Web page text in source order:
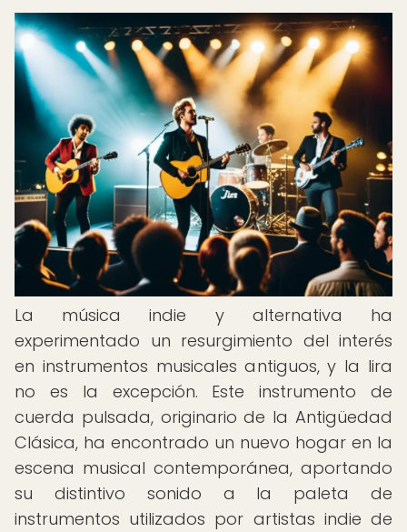
La música indie y alternativa ha
experimentado un resurgimiento del interés
en instrumentos musicales antiguos, y la lira
no es la excepción. Este instrumento de
cuerda pulsada, originario de la Antigüedad
Clásica, ha encontrado un nuevo hogar en la
escena musical contemporánea, aportando
su distintivo sonido a la paleta de
instrumentos utilizados por artistas indie de